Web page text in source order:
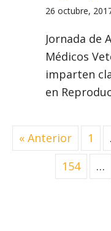
26 octubre,
Jornada de
Médicos
imparten
en
« Anterior 1
154
…